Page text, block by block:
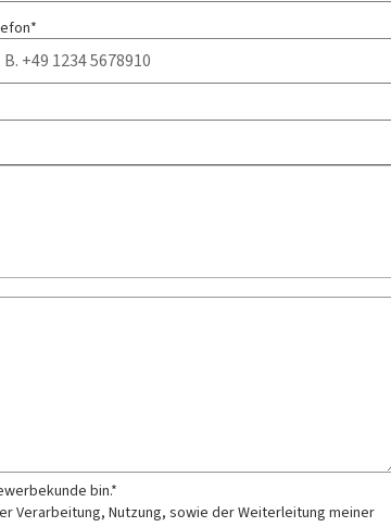
bin.*
Verarbeitung, Nutzung, sowie der Weiterleitung meiner